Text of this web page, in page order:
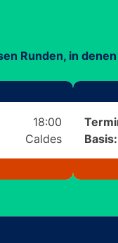
Runden, in
18:00
Caldes
Basis: